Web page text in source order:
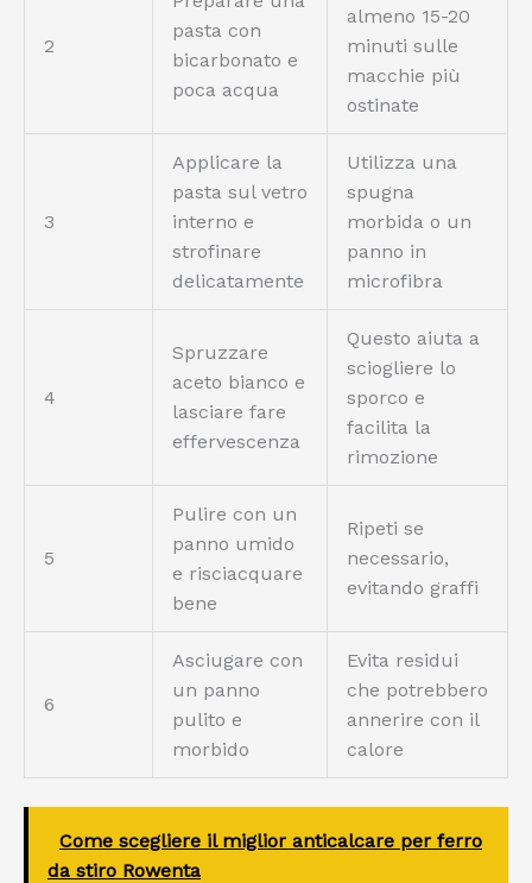
2
pasta con
bicarbonato e
poca acqua
almeno 15-20
minuti sulle
macchie più
ostinate
3
Applicare la
pasta sul vetro
interno e
strofinare
delicatamente
Utilizza una
spugna
morbida o un
panno in
microfibra
4
Spruzzare
aceto bianco e
lasciare fare
effervescenza
Questo aiuta a
sciogliere lo
sporco e
facilita la
rimozione
5
Pulire con un
panno umido
e risciacquare
bene
Ripeti se
necessario,
evitando graffi
6
Asciugare con
un panno
pulito e
morbido
Evita residui
che potrebbero
annerire con il
calore
Come scegliere il miglior anticalcare per ferro
da stiro Rowenta